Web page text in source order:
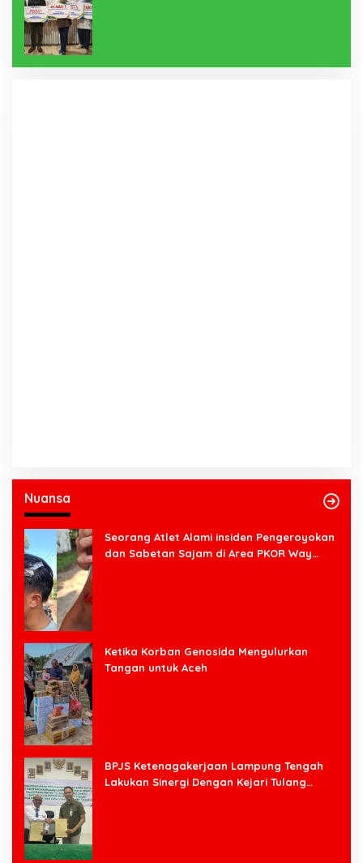
Nuansa
Seorang Atlet Alami insiden Pengeroyokan
dan Sabetan Sajam di Area PKOR Way
Ketika Korban Genosida Mengulurkan
Tangan untuk Aceh
BPJS Ketenagakerjaan Lampung Tengah
Lakukan Sinergi Dengan Kejari Tulang